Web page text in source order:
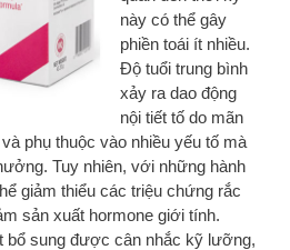
này có thể gây
phiền toái ít nhiều.
Độ tuổi trung bình
xảy ra dao động
nội tiết tố do mãn
phụ thuộc vào nhiều yếu tố mà
Tuy nhiên, với những hành
giảm thiểu các triệu chứng rắc
sản xuất hormone giới tính.
bổ sung được cân nhắc kỹ lưỡng,